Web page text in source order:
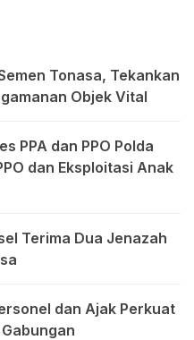
Tonasa, Tekankan
Objek Vital
PPA dan PPO Polda
dan Eksploitasi Anak
Terima Dua Jenazah
dan Ajak Perkuat